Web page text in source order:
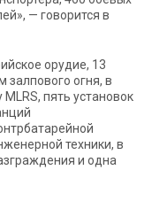
— говорится в
орудие, 13
залпового огня, в
пять установок
техники, в
и одна